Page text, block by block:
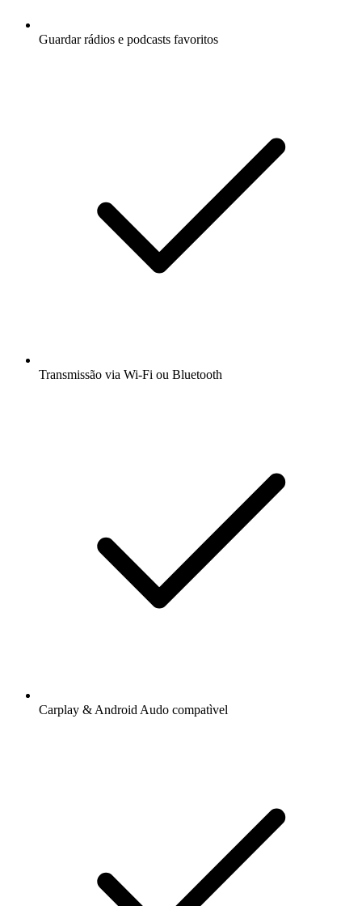
Guardar rádios e podcasts favoritos
Transmissão via Wi-Fi ou Bluetooth
Carplay & Android Audo compatìvel